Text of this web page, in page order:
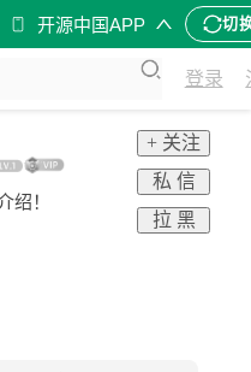
开源中国APP 切
登录
绍！
+ 关注
私 信
拉 黑